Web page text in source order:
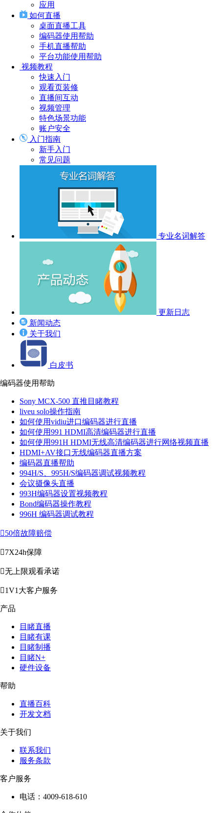
应用
如何直播
桌面直播工具
编码器使用帮助
手机直播帮助
平台功能使用帮助
视频教程
快速入门
观看页装修
直播间互动
视频管理
特色场景功能
账户安全
入门指南
新手入门
常见问题
专业名词解答
更新日志
新闻动态
关于我们
白皮书
编码器使用帮助
Sony MCX-500 直推目睹教程
liveu solo操作指南
如何使用vidiu进口编码器进行直播
如何使用991 HDMI高清编码器进行直播
如何使用991H HDMI无线高清编码器进行网络视频直播
HDMI+AV接口无线编码器直播方案
编码器直播帮助
994H/S、995H/S编码器调试视频教程
会议摄像头直播
993H编码器设置视频教程
Bond编码器操作教程
996H 编码器调试教程
50倍故障赔偿
7X24h保障
无上限观看承诺
1V1大客户服务
产品
目睹直播
目睹有课
目睹制播
目睹N+
硬件设备
帮助
直播百科
开发文档
关于我们
联系我们
服务条款
客户服务
电话：4009-618-610